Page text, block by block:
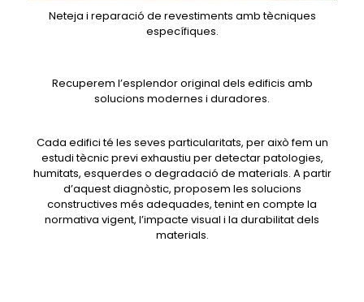
Neteja i reparació de revestiments amb tècniques
específiques.
Recuperem l’esplendor original dels edificis amb
solucions modernes i duradores.
Cada edifici té les seves particularitats, per això fem un
estudi tècnic previ exhaustiu per detectar patologies,
humitats, esquerdes o degradació de materials. A partir
d’aquest diagnòstic, proposem les solucions
constructives més adequades, tenint en compte la
normativa vigent, l’impacte visual i la durabilitat dels
materials.